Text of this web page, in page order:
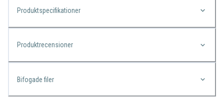
Produktspecifikationer
Produktrecensioner
Bifogade filer